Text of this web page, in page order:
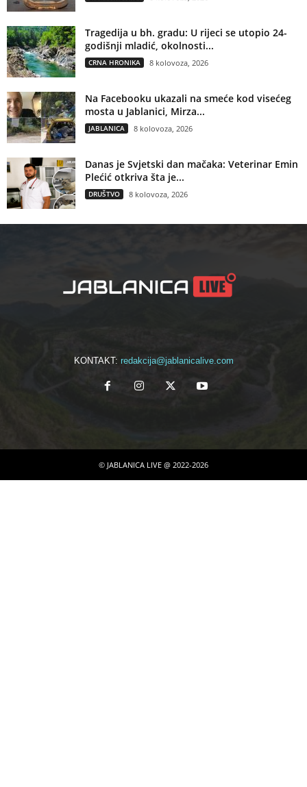
Tragedija u bh. gradu: U rijeci se utopio 24-
godišnji mladić, okolnosti...
CRNA HRONIKA 8 kolovoza, 2026
Na Facebooku ukazali na smeće kod visećeg
mosta u Jablanici, Mirza...
JABLANICA 8 kolovoza, 2026
Danas je Svjetski dan mačaka: Veterinar Emin
Plećić otkriva šta je...
DRUŠTVO 8 kolovoza, 2026
KONTAKT: redakcija@jablanicalive.com
© JABLANICA LIVE @ 2022-2026